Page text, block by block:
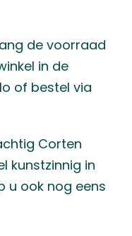
de voorraad
in de
of bestel via
Corten
kunstzinnig in
u ook nog eens